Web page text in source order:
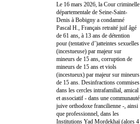
Le 16 mars 2026, la Cour criminelle
départementale de Seine-Saint-
Denis à Bobigny a condamné
Pascal H., Français retraité juif âgé
de 61 ans, à 13 ans de détention
pour (tentative d’)atteintes sexuelles
(incestueuse) par majeur sur
mineurs de 15 ans, corruption de
mineurs de 15 ans et viols
(incestueux) par majeur sur mineurs
de 15 ans. Desinfractions commises
dans les cercles intrafamilial, amical
et associatif - dans une communauté
juive orthodoxe francilienne -, ainsi
que professionnel, dans les
Institutions Yad Mordekhaï (alors 4